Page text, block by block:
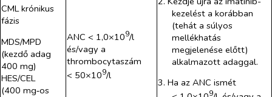
CML krónikus
fázis
MDS/MPD
(kezdő adag
400 mg)
HES/CEL
(400 mg‑os
ANC < 1,0×109/l
és/vagy a
thrombocytaszám
< 50×109/l
kezelést a korábban
(tehát a súlyos
mellékhatás
megjelenése előtt)
alkalmazott adaggal.
3. Ha az ANC ismét
9